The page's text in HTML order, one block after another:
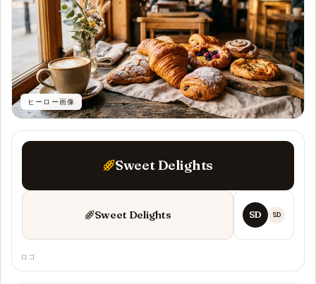
ヒーロー画像
Sweet Delights
Sweet Delights SD SD
ロゴ